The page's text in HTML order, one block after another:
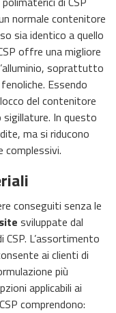
normale contenitore
sia identico a quello
offre una migliore
soprattutto
Essendo
del contenitore
In questo
ma si riducono
complessivi.
conseguiti senza le
sviluppate dal
L’assortimento
ai clienti di
più
applicabili ai
comprendono: